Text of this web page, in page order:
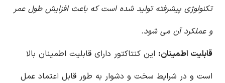
تکنولوژی پیشرفته تولید شده است که باعث افزایش طول عمر
و عملکرد آن می شود.
قابلیت اطمینان: این کنتاکتور دارای قابلیت اطمینان بالا
است و در شرایط سخت و دشوار به طور قابل اعتماد عمل